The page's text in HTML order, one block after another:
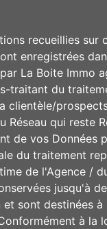
recueillies sur
enregistrées
La Boite Immo
traitant du
clientèle/
Réseau qui reste
de vos Données
du traitement
de l'Agence /
jusqu'à
et sont destinées à
à la